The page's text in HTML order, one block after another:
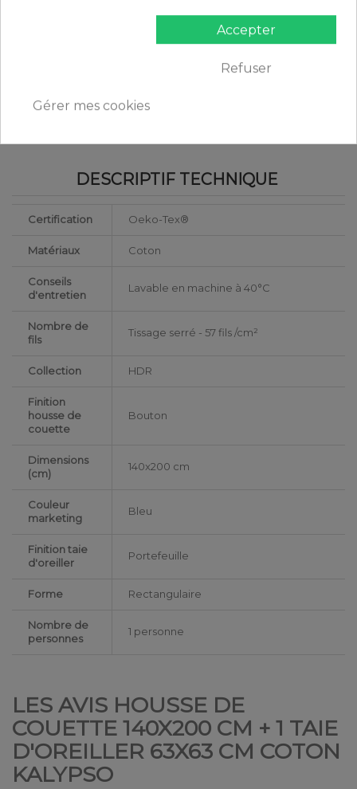
200 x 200 cm : 1-2 personnes
240 x 260 cm : 2 personnes
CONTENU
DESCRIPTIF TECHNIQUE
Certification Oeko-Tex®
Matériaux Coton
Conseils
d'entretien
Lavable en machine à 40°C
Nombre de
fils
Tissage serré - 57 fils /cm²
Collection HDR
Finition
housse de
couette
Bouton
Dimensions
(cm)
140x200 cm
Couleur
marketing
Bleu
Finition taie
d'oreiller
Portefeuille
Forme Rectangulaire
Nombre de
personnes
1 personne
LES AVIS HOUSSE DE
COUETTE 140X200 CM + 1 TAIE
D'OREILLER 63X63 CM COTON
KALYPSO
Accepter
Refuser
Gérer mes cookies